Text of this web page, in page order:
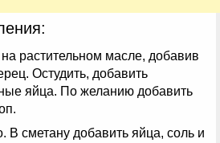
растительном масле, добавив
Остудить, добавить
яйца. По желанию добавить
В сметану добавить яйца, соль и